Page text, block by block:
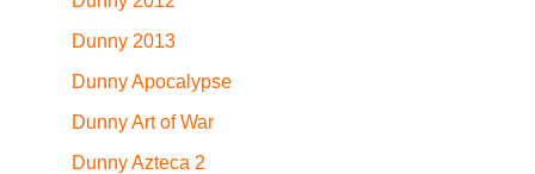
Dunny 2013
Dunny Apocalypse
Dunny Art of War
Dunny Azteca 2